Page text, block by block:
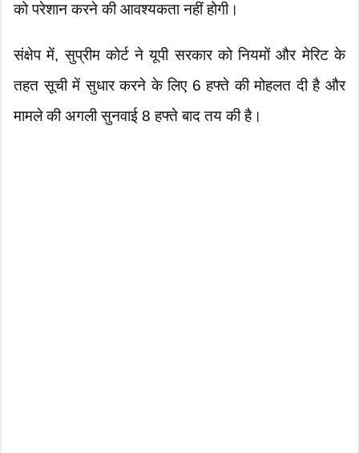
को परेशान करने की आवश्यकता नहीं होगी।
​संक्षेप में, सुप्रीम कोर्ट ने यूपी सरकार को नियमों और मेरिट के
तहत सूची में सुधार करने के लिए 6 हफ्ते की मोहलत दी है और
मामले की अगली सुनवाई 8 हफ्ते बाद तय की है।